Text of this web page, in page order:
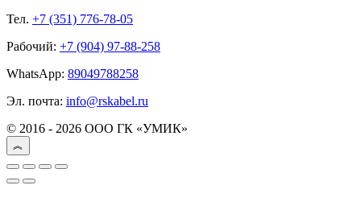
Тел. +7 (351) 776-78-05
Рабочий: +7 (904) 97-88-258
WhatsApp: 89049788258
Эл. почта: info@rskabel.ru
© 2016 - 2026 ООО ГК «УМИК»